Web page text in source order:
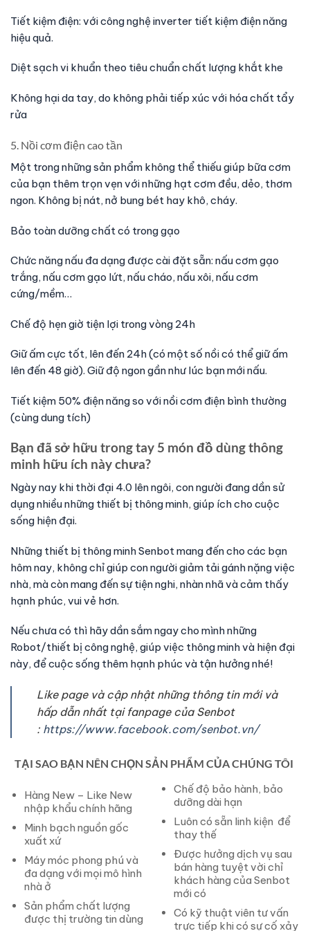
Tiết kiệm điện: với công nghệ inverter tiết kiệm điện năng
hiệu quả.
Diệt sạch vi khuẩn theo tiêu chuẩn chất lượng khắt khe
Không hại da tay, do không phải tiếp xúc với hóa chất tẩy
rửa
5. Nồi cơm điện cao tần
Một trong những sản phẩm không thể thiếu giúp bữa cơm
của bạn thêm trọn vẹn với những hạt cơm đều, dẻo, thơm
ngon. Không bị nát, nở bung bét hay khô, cháy.
Bảo toàn dưỡng chất có trong gạo
Chức năng nấu đa dạng được cài đặt sẵn: nấu cơm gạo
trắng, nấu cơm gạo lứt, nấu cháo, nấu xôi, nấu cơm
cứng/mềm…
Chế độ hẹn giờ tiện lợi trong vòng 24h
Giữ ấm cực tốt, lên đến 24h (có một số nồi có thể giữ ấm
lên đến 48 giờ). Giữ độ ngon gần như lúc bạn mới nấu.
Tiết kiệm 50% điện năng so với nồi cơm điện bình thường
(cùng dung tích)
Bạn đã sở hữu trong tay 5 món đồ dùng thông
minh hữu ích này chưa?
Ngày nay khi thời đại 4.0 lên ngôi, con người đang dần sử
dụng nhiều những thiết bị thông minh, giúp ích cho cuộc
sống hiện đại.
Những thiết bị thông minh Senbot mang đến cho các bạn
hôm nay, không chỉ giúp con người giảm tải gánh nặng việc
nhà, mà còn mang đến sự tiện nghi, nhàn nhã và cảm thấy
hạnh phúc, vui vẻ hơn.
Nếu chưa có thì hãy dần sắm ngay cho mình những
Robot/thiết bị công nghệ, giúp việc thông minh và hiện đại
này, để cuộc sống thêm hạnh phúc và tận hưởng nhé!
Like page và cập nhật những thông tin mới và
hấp dẫn nhất tại fanpage của Senbot
: https://www.facebook.com/senbot.vn/
TẠI SAO BẠN NÊN CHỌN SẢN PHẨM CỦA CHÚNG TÔI
Hàng New – Like New
nhập khẩu chính hãng
Minh bạch nguồn gốc
xuất xứ
Máy móc phong phú và
đa dạng với mọi mô hình
nhà ở
Sản phẩm chất lượng
được thị trường tin dùng
Chế độ bảo hành, bảo
dưỡng dài hạn
Luôn có sẵn linh kiện để
thay thế
Được hưởng dịch vụ sau
bán hàng tuyệt vời chỉ
khách hàng của Senbot
mới có
Có kỹ thuật viên tư vấn
trực tiếp khi có sự cố xảy